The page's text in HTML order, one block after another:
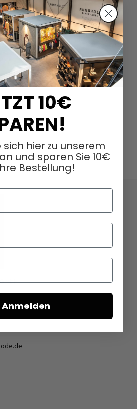
GmbH
10€
sich hier zu unserem
und sparen Sie 10€
Bestellung!
Anmelden